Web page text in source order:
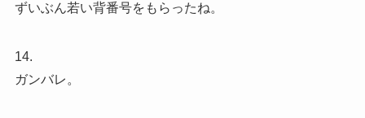
ずいぶん若い背番号をもらったね。
14.
ガンバレ。